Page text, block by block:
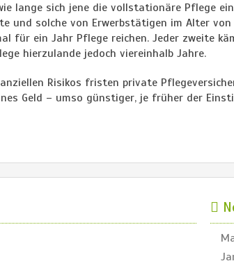
lange sich jene die vollstationäre Pflege
und solche von Erwerbstätigen im Alter
für ein Jahr Pflege reichen. Jeder zweite
hierzulande jedoch viereinhalb Jahre.
Risikos fristen private
Geld – umso günstiger, je früher der